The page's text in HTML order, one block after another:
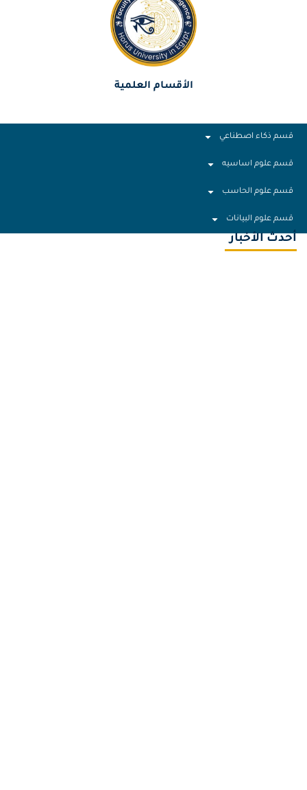
الأقسام العلمية
قسم ذكاء اصطناعي
قسم علوم اساسيه
قسم علوم الحاسب
قسم علوم البيانات
أحدث الأخبار